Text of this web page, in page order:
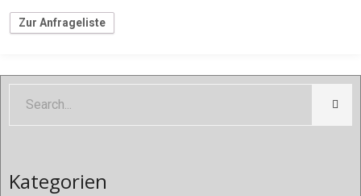
Zur Anfrageliste
Kategorien